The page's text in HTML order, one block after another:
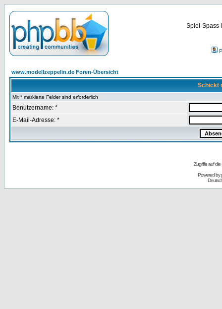
Spiel-
www.modellzeppelin.de Foren-Übersicht
Schickt
Mit * markierte Felder sind erforderlich
Benutzername: *
E-Mail-Adresse: *
Zugriffe auf
Powered by